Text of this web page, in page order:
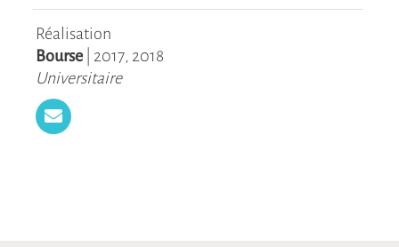
Réalisation
Bourse
2017, 2018
Universitaire